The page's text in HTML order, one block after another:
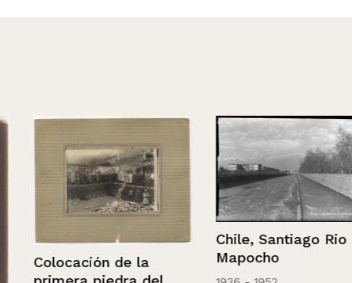
Colocación de la
Chile, Santiago Rio
Mapocho